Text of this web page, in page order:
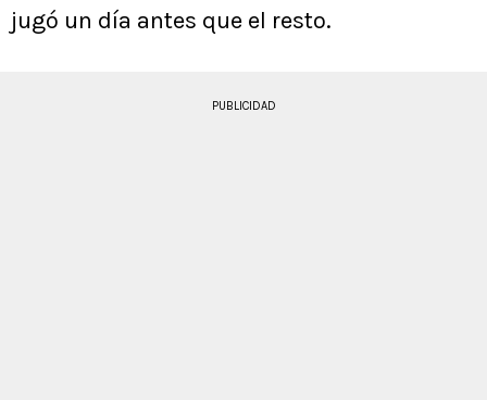
jugó un día antes que el resto.
PUBLICIDAD